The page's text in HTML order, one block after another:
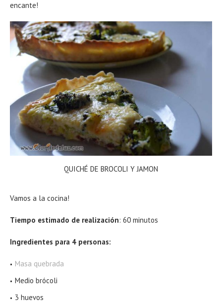
encante!
QUICHÉ DE BROCOLI Y JAMON
Vamos a la cocina!
Tiempo estimado de realización: 60 minutos
Ingredientes para 4 personas:
Masa quebrada
Medio brócoli
3 huevos